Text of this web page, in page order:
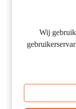
KvK nummer:
Volg je ons
Wij